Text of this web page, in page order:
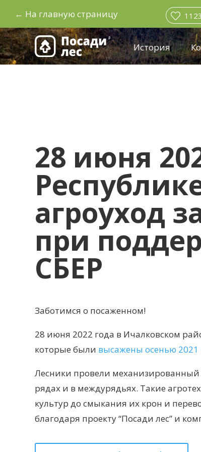
← На главную страницу 1123
История
28 июня
агроуход
при
СБЕР
Заботимся о посаженном!
28 июня 2022 года в Ичалковском
которые были высажены осенью 2021
Лесники провели механизированный
рядах и в междурядьях. Такие
культур до смыкания их крон и
благодаря проекту “Посади лес” и